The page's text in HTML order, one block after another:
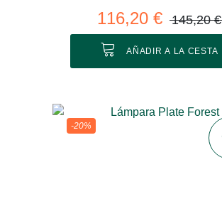
116,20 € 145,20 €
AÑADIR A LA CESTA
-20%